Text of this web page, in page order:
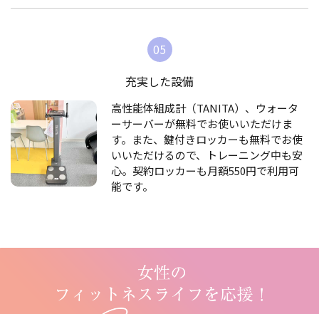
05
充実した設備
高性能体組成計（TANITA）、ウォータ
ーサーバーが無料でお使いいただけま
す。また、鍵付きロッカーも無料でお使
いいただけるので、トレーニング中も安
心。契約ロッカーも月額550円で利用可
能です。